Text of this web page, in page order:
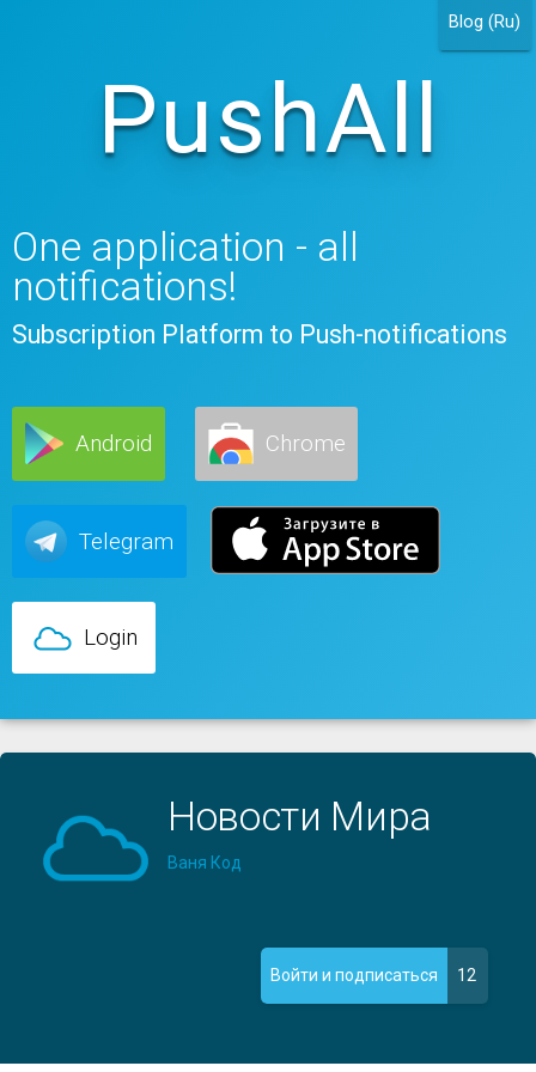
Blog (Ru)
PushAll
One application - all
notifications!
Subscription Platform to Push-notifications
Android Chrome
Telegram
Login
Новости Мира
Ваня Код
Войти и подписаться 12